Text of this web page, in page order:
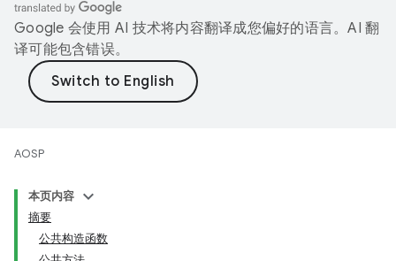
Google 会使用 AI 技术将内容翻译成您偏好的语言。AI 翻
译可能包含错误。
AOSP
本页内容
摘要
公共构造函数